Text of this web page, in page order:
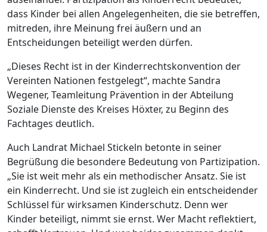
dass Kinder bei allen Angelegenheiten, die sie betreffen,
mitreden, ihre Meinung frei äußern und an
Entscheidungen beteiligt werden dürfen.
„Dieses Recht ist in der Kinderrechtskonvention der
Vereinten Nationen festgelegt“, machte Sandra
Wegener, Teamleitung Prävention in der Abteilung
Soziale Dienste des Kreises Höxter, zu Beginn des
Fachtages deutlich.
Auch Landrat Michael Stickeln betonte in seiner
Begrüßung die besondere Bedeutung von Partizipation.
„Sie ist weit mehr als ein methodischer Ansatz. Sie ist
ein Kinderrecht. Und sie ist zugleich ein entscheidender
Schlüssel für wirksamen Kinderschutz. Denn wer
Kinder beteiligt, nimmt sie ernst. Wer Macht reflektiert,